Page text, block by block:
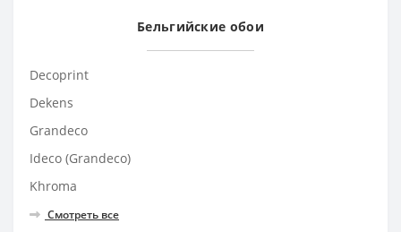
Бельгийские обои
Decoprint
Dekens
Grandeco
Ideco (Grandeco)
Khroma
Смотреть все